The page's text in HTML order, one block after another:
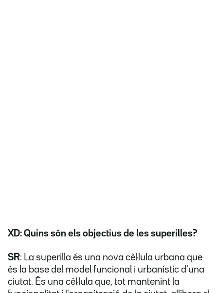
XD: Quins són els objectius de les superilles?
SR: La superilla és una nova cèl·lula urbana que
és la base del model funcional i urbanístic d'una
ciutat. És una cèl·lula que, tot mantenint la